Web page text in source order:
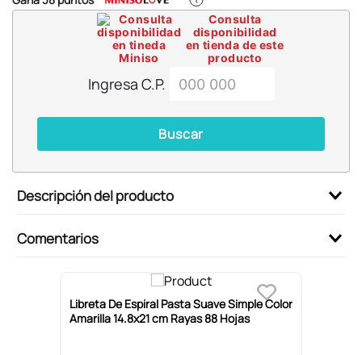
Consulta
disponibilidad
en tienda de este
producto
Ingresa C.P.
Buscar
Descripción del producto
Comentarios
Libreta De Espiral Pasta Suave Simple Color
Amarilla 14.8x21 cm Rayas 88 Hojas
9.
chiikawas